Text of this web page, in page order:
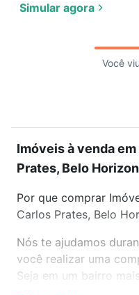
Simular agora
Você
Imóveis à venda
Prates, Belo
Por que comprar
Carlos Prates, Belo
Nós te ajudamos
você realizar uma
Seja em um bairro